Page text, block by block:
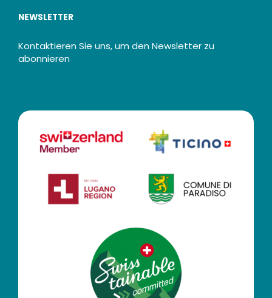
NEWSLETTER
Kontaktieren Sie uns, um den Newsletter zu
abonnieren